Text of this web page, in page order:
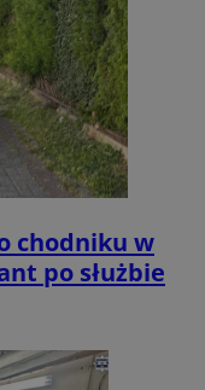
chodniku w
po służbie